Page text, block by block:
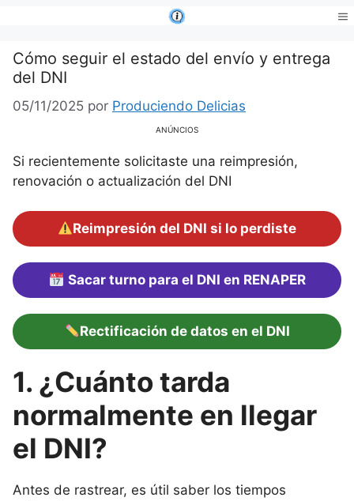
contenido
Cómo seguir el estado del envío y entrega
del DNI
05/11/2025 por Produciendo Delicias
ANÚNCIOS
Si recientemente solicitaste una reimpresión,
renovación o actualización del DNI
Reimpresión del DNI si lo perdiste
Sacar turno para el DNI en RENAPER
Rectificación de datos en el DNI
1. ¿Cuánto tarda
normalmente en llegar
el DNI?
Antes de rastrear, es útil saber los tiempos